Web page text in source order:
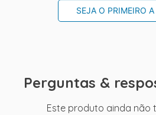
SEJA O PRIMEIRO A
Perguntas &
Este produto ainda não